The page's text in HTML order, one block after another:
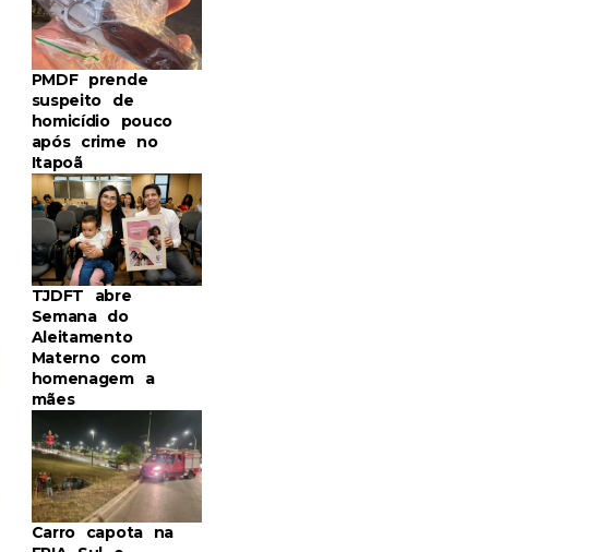
PMDF prende
suspeito de
homicídio pouco
após crime no
Itapoã
TJDFT abre
Semana do
Aleitamento
Materno com
homenagem a
mães
Carro capota na